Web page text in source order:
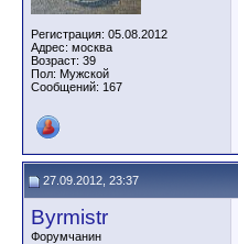
Регистрация: 05.08.2012
Адрес: москва
Возраст: 39
Пол: Мужской
Сообщений: 167
27.09.2012, 23:37
Byrmistr
Форумчанин